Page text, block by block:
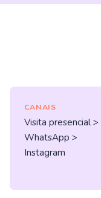
CANAIS
Visita presencial >
WhatsApp >
Instagram